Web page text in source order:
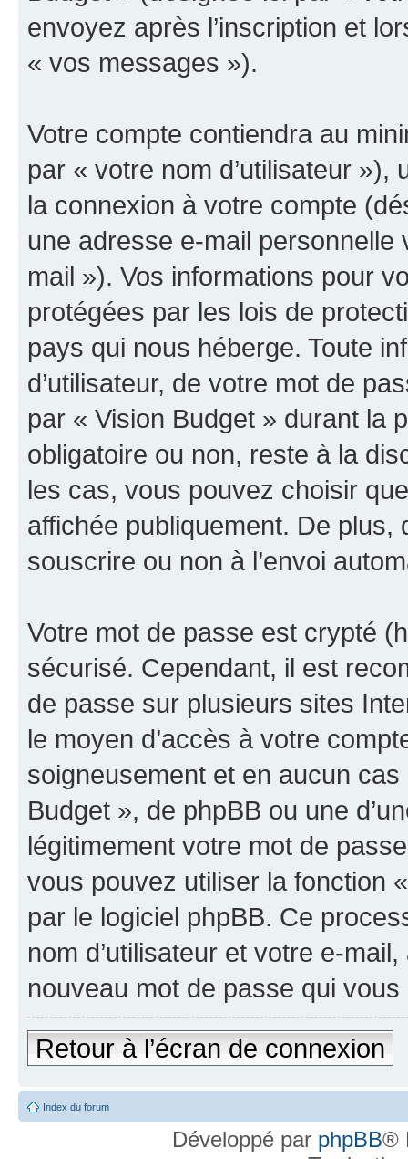
envoyez après l’inscription et
« vos messages »).
Votre compte contiendra au
par « votre nom d’utilisateur
la connexion à votre compte
une adresse e-mail
mail »). Vos informations pour
protégées par les lois de
pays qui nous héberge. Toute
d’utilisateur, de votre mot de
par « Vision Budget » durant la
obligatoire ou non, reste à la
les cas, vous pouvez choisir
affichée publiquement. De
souscrire ou non à l’envoi
Votre mot de passe est crypté
sécurisé. Cependant, il est
de passe sur plusieurs sites
le moyen d’accès à votre
soigneusement et en aucun
Budget », de phpBB ou une
légitimement votre mot de
vous pouvez utiliser la fonction
par le logiciel phpBB. Ce
nom d’utilisateur et votre e-
nouveau mot de passe qui
Retour à l’écran de connexion
Index du forum
Développé par phpBB®